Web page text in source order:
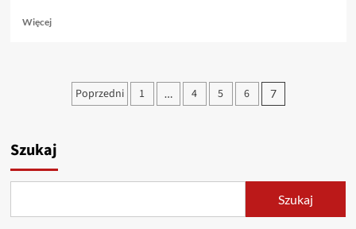
WięcejDowiedz
Odkrywanie
kultury
perły
w
świecie
sztuki
tradycji
Stronicowanie
Poprzedni 1 … 4 5 6 7
Szukaj
Szukaj